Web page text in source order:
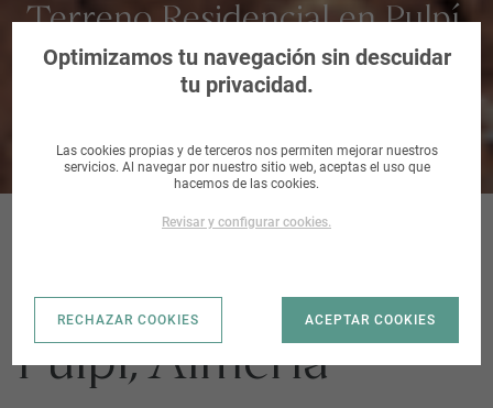
Terreno Residencial en Pulpí,
Almería
UE-LF1 _PULPÍ |
Pulpí, Almería
Optimizamos tu navegación sin descuidar
tu privacidad.
Las cookies propias y de terceros nos permiten mejorar nuestros
servicios. Al navegar por nuestro sitio web, aceptas el uso que
hacemos de las cookies.
Revisar y configurar cookies.
RECHAZAR COOKIES ACEPTAR COOKIES